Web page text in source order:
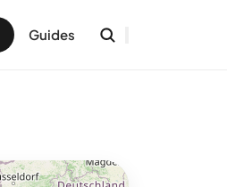
Guides